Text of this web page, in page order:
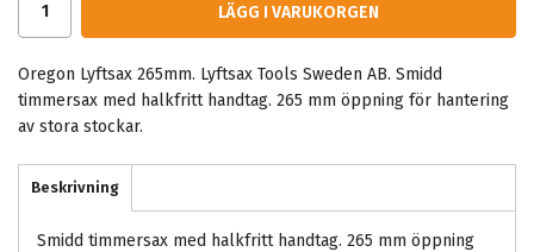
LÄGG I VARUKORGEN
Oregon Lyftsax 265mm. Lyftsax Tools Sweden AB. Smidd
timmersax med halkfritt handtag. 265 mm öppning för hantering
av stora stockar.
Beskrivning
Smidd timmersax med halkfritt handtag. 265 mm öppning